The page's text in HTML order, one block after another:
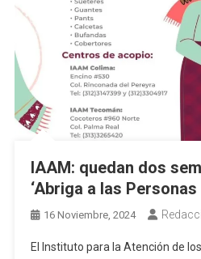
IAAM: quedan dos
‘Abriga a las
16 Noviembre, 2024
El Instituto para la Atención de